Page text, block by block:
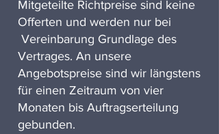
Mitgeteilte Richtpreise sind keine
Offerten und werden nur bei
Vereinbarung Grundlage des
Vertrages. An unsere
Angebotspreise sind wir längstens
für einen Zeitraum von vier
Monaten bis Auftragserteilung
gebunden.